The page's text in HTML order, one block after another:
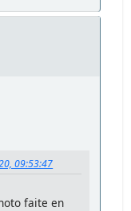
09:53:47
faite en